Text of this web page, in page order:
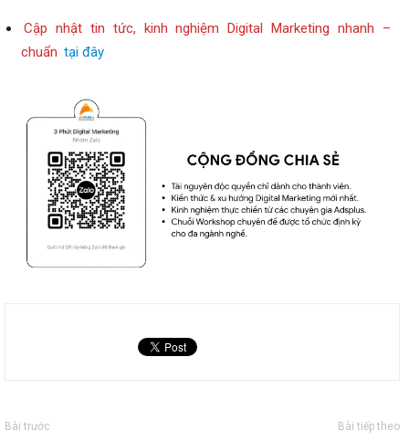
Cập nhật tin tức, kinh nghiệm Digital Marketing nhanh –
chuẩn tại đây
Bài trước Bài tiếp theo